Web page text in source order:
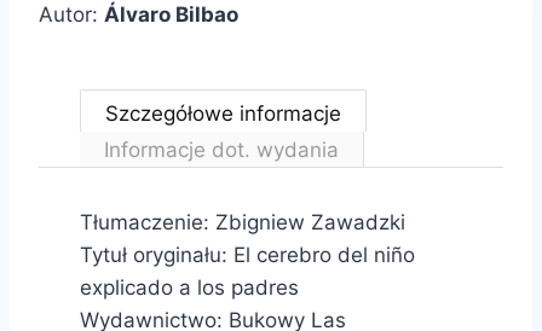
Autor: Álvaro Bilbao
Szczegółowe informacje
Informacje dot. wydania
Tłumaczenie: Zbigniew Zawadzki
Tytuł oryginału: El cerebro del niño
explicado a los padres
Wydawnictwo: Bukowy Las